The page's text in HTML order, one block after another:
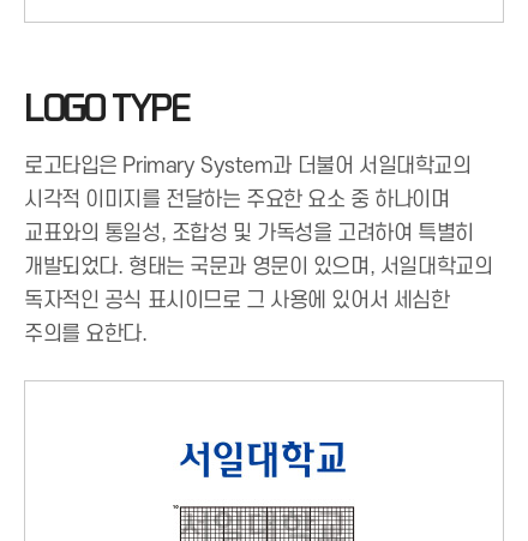
LOGO TYPE
로고타입은 Primary System과 더불어 서일대학교의
시각적 이미지를 전달하는 주요한 요소 중 하나이며
교표와의 통일성, 조합성 및 가독성을 고려하여 특별히
개발되었다. 형태는 국문과 영문이 있으며, 서일대학교의
독자적인 공식 표시이므로 그 사용에 있어서 세심한
주의를 요한다.